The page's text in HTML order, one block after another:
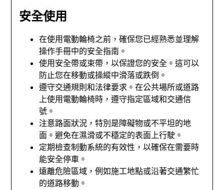
安全使用
在使用電動輪椅之前，確保您已經熟悉並理解
操作手冊中的安全指南。
使用安全帶或束帶，以保證您的安全。這可以
防止您在移動或操縱中滑落或跌倒。
遵守交通規則和法律要求。在公共場所或道路
上使用電動輪椅時，遵守指定區域和交通信
號。
注意路面狀況，特別是障礙物或不平坦的地
面。避免在濕滑或不穩定的表面上行駛。
定期檢查制動系統的有效性，以確保在需要時
能安全停車。
遠離危險區域，例如施工地點或沿著交通繁忙
的道路移動。